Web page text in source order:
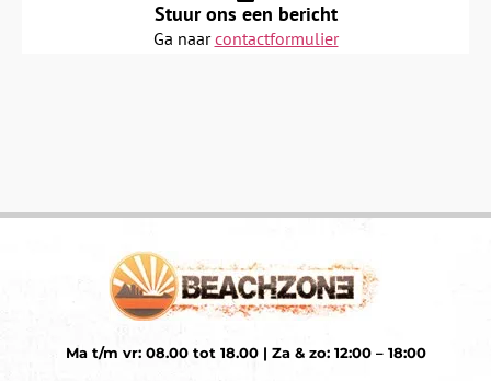
Stuur ons een bericht
Ga naarcontactformulier
Ma t/m vr: 08.00 tot 18.00 | Za & zo: 12:00 – 18:00